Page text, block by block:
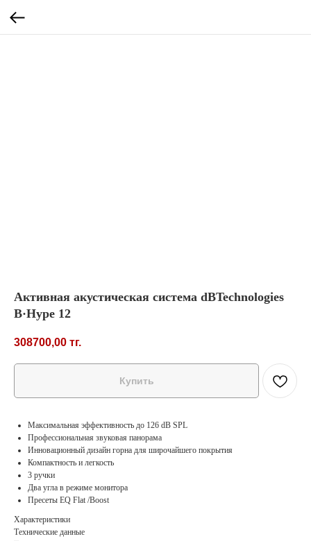
Активная акустическая система dBTechnologies
B·Hype 12
308700,00 тг.
Купить
Максимальная эффективность до 126 dB SPL
Профессиональная звуковая панорама
Инновационный дизайн горна для широчайшего покрытия
Компактность и легкость
3 ручки
Два угла в режиме монитора
Пресеты EQ Flat /Boost
Характеристики
Технические данные